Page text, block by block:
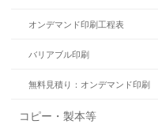
オンデマンド印刷工程表
バリアブル印刷
無料見積り：オンデマンド印刷
コピー・製本等